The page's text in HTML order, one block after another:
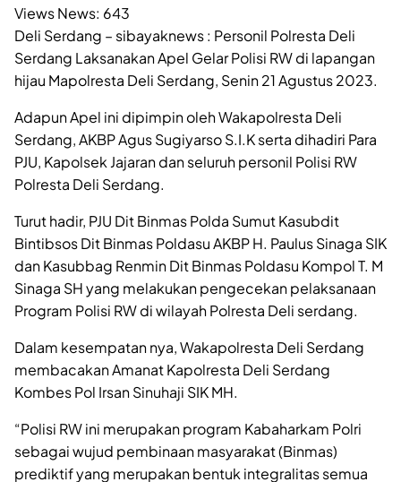
Views News: 643
Deli Serdang – sibayaknews : Personil Polresta Deli
Serdang Laksanakan Apel Gelar Polisi RW di lapangan
hijau Mapolresta Deli Serdang, Senin 21 Agustus 2023.
Adapun Apel ini dipimpin oleh Wakapolresta Deli
Serdang, AKBP Agus Sugiyarso S.I.K serta dihadiri Para
PJU, Kapolsek Jajaran dan seluruh personil Polisi RW
Polresta Deli Serdang.
Turut hadir, PJU Dit Binmas Polda Sumut Kasubdit
Bintibsos Dit Binmas Poldasu AKBP H. Paulus Sinaga SIK
dan Kasubbag Renmin Dit Binmas Poldasu Kompol T. M
Sinaga SH yang melakukan pengecekan pelaksanaan
Program Polisi RW di wilayah Polresta Deli serdang.
Dalam kesempatan nya, Wakapolresta Deli Serdang
membacakan Amanat Kapolresta Deli Serdang
Kombes Pol Irsan Sinuhaji SIK MH.
“Polisi RW ini merupakan program Kabaharkam Polri
sebagai wujud pembinaan masyarakat (Binmas)
prediktif yang merupakan bentuk integralitas semua